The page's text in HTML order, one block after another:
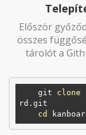
Először
összes
tárolót a
    git
clone
rd.git
cd